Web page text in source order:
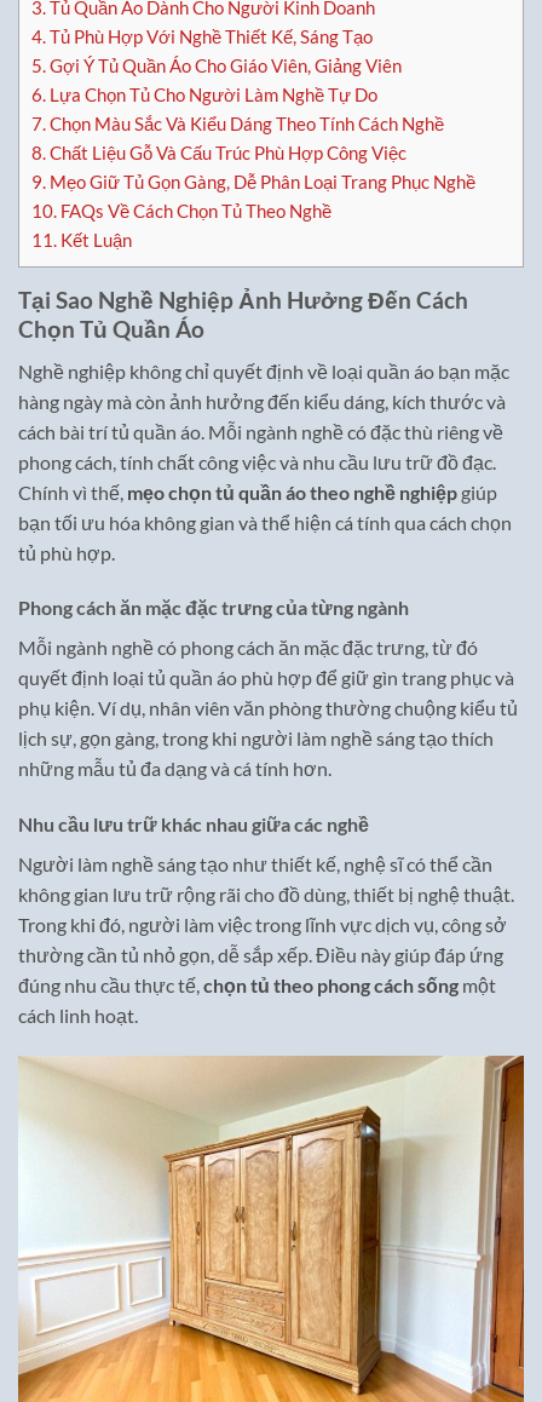
3.Tủ Quần Áo Dành Cho Người Kinh Doanh
4.Tủ Phù Hợp Với Nghề Thiết Kế, Sáng Tạo
5.Gợi Ý Tủ Quần Áo Cho Giáo Viên, Giảng Viên
6. Lựa Chọn Tủ Cho Người Làm Nghề Tự Do
7.Chọn Màu Sắc Và Kiểu Dáng Theo Tính Cách Nghề
8.Chất Liệu Gỗ Và Cấu Trúc Phù Hợp Công Việc
9. Mẹo Giữ Tủ Gọn Gàng, Dễ Phân Loại Trang Phục Nghề
10. FAQs Về Cách Chọn Tủ Theo Nghề
11. Kết Luận
Tại Sao Nghề Nghiệp Ảnh Hưởng Đến Cách
Chọn Tủ Quần Áo
Nghề nghiệp không chỉ quyết định về loại quần áo bạn mặc
hàng ngày mà còn ảnh hưởng đến kiểu dáng, kích thước và
cách bài trí tủ quần áo. Mỗi ngành nghề có đặc thù riêng về
phong cách, tính chất công việc và nhu cầu lưu trữ đồ đạc.
Chính vì thế, mẹo chọn tủ quần áo theo nghề nghiệp giúp
bạn tối ưu hóa không gian và thể hiện cá tính qua cách chọn
tủ phù hợp.
Phong cách ăn mặc đặc trưng của từng ngành
Mỗi ngành nghề có phong cách ăn mặc đặc trưng, từ đó
quyết định loại tủ quần áo phù hợp để giữ gìn trang phục và
phụ kiện. Ví dụ, nhân viên văn phòng thường chuộng kiểu tủ
lịch sự, gọn gàng, trong khi người làm nghề sáng tạo thích
những mẫu tủ đa dạng và cá tính hơn.
Nhu cầu lưu trữ khác nhau giữa các nghề
Người làm nghề sáng tạo như thiết kế, nghệ sĩ có thể cần
không gian lưu trữ rộng rãi cho đồ dùng, thiết bị nghệ thuật.
Trong khi đó, người làm việc trong lĩnh vực dịch vụ, công sở
thường cần tủ nhỏ gọn, dễ sắp xếp. Điều này giúp đáp ứng
đúng nhu cầu thực tế,chọn tủ theo phong cách sống một
cách linh hoạt.